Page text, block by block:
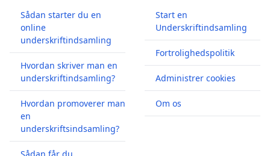
Sådan starter du en
online
underskriftindsamling
Hvordan skriver man en
underskriftindsamling?
Hvordan promoverer man
en
underskriftsindsamling?
Start en
Underskriftindsamling
Fortrolighedspolitik
Administrer cookies
Om os